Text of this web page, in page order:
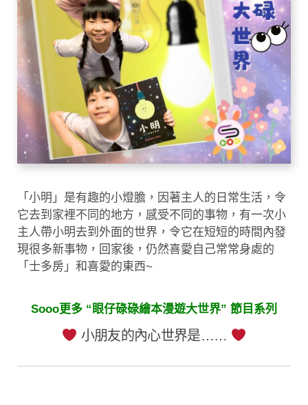
「小明」是有趣的小燈膽，因著主人的日常生活，令
它去到家裡不同的地方，感受不同的事物，有一次小
主人帶小明去到外面的世界，令它在短短的時間內發
現很多新事物，回家後，仍然喜愛自己常常身處的
「士多房」和喜愛的東西~
Sooo更多 “眼仔碌碌繪本漫遊大世界” 節目系列
小朋友的內心世界是……